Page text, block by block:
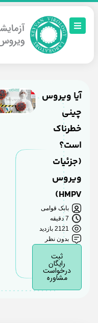
آیا ویروس
چینی
خطرناک
است؟
(جزئیات
ویروس
HMPV)
بابک قوامی
7 دقیقه
2121 بازدید
بدون نظر
رایگان
درخواست
مشاوره